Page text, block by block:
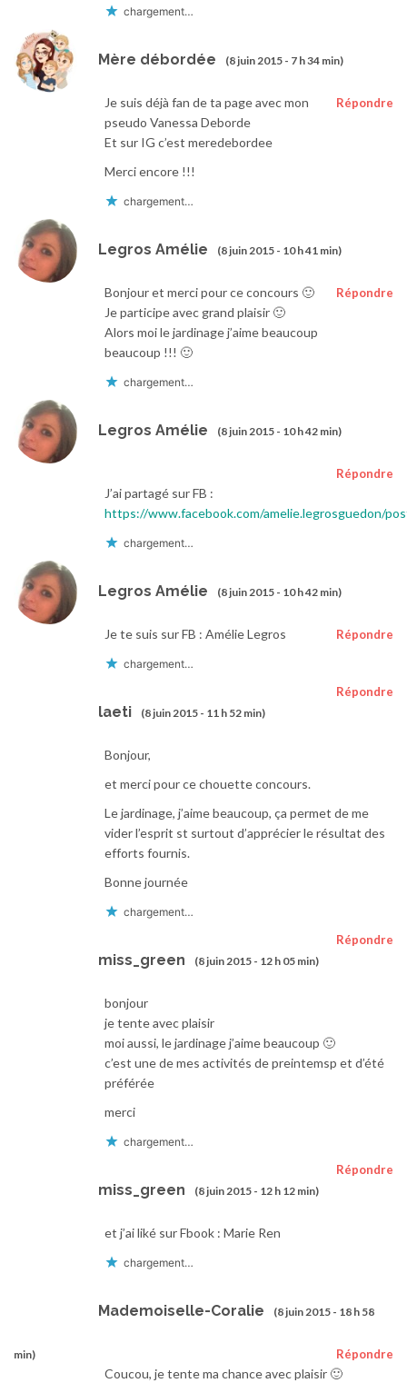
chargement…
Mère débordée (8 juin 2015 - 7 h 34 min)
Répondre
Je suis déjà fan de ta page avec mon
pseudo Vanessa Deborde
Et sur IG c’est meredebordee
Merci encore !!!
chargement…
Legros Amélie (8 juin 2015 - 10 h 41 min)
Répondre
Bonjour et merci pour ce concours 🙂
Je participe avec grand plaisir 🙂
Alors moi le jardinage j’aime beaucoup
beaucoup !!! 🙂
chargement…
Legros Amélie (8 juin 2015 - 10 h 42 min)
Répondre
J’ai partagé sur FB :
https://www.facebook.com/amelie.legrosguedon/
chargement…
Legros Amélie (8 juin 2015 - 10 h 42 min)
Répondre
Je te suis sur FB : Amélie Legros
chargement…
laeti (8 juin 2015 - 11 h 52 min)
Répondre
Bonjour,
et merci pour ce chouette concours.
Le jardinage, j’aime beaucoup, ça permet de me
vider l’esprit st surtout d’apprécier le résultat des
efforts fournis.
Bonne journée
chargement…
miss_green (8 juin 2015 - 12 h 05 min)
Répondre
bonjour
je tente avec plaisir
moi aussi, le jardinage j’aime beaucoup 🙂
c’est une de mes activités de preintemsp et d’été
préférée
merci
chargement…
miss_green (8 juin 2015 - 12 h 12 min)
Répondre
et j’ai liké sur Fbook : Marie Ren
chargement…
Mademoiselle-Coralie (8 juin 2015 - 18 h 58
min) Répondre
Coucou, je tente ma chance avec plaisir 🙂